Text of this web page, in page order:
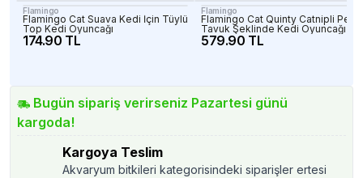
Flamingo
Flamingo Cat Suava Kedi İçin Tüylü
Top Kedi Oyuncağı
174.90 TL
Flamingo
Flamingo Cat Quinty Catnipli Peluş
Tavuk Şeklinde Kedi Oyuncağı
579.90 TL
Bugün sipariş verirseniz Pazartesi günü
kargoda!
Kargoya Teslim
Akvaryum bitkileri kategorisindeki siparişler ertesi